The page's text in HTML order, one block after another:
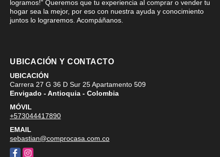
logramos!" Queremos que tu experiencia al comprar o vender tu
hogar sea la mejor, por eso con nuestra ayuda y conocimiento
juntos lo lograremos. Acompáñanos.
UBICACIÓN Y CONTACTO
UBICACIÓN
Carrera 27 G 36 D Sur 25 Apartamento 509
Envigado - Antioquia - Colombia
MÓVIL
+573044417890
EMAIL
sebastian@comprocasa.com.co
FacebookInstagram